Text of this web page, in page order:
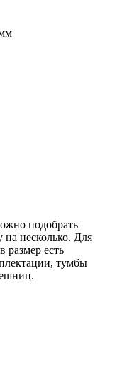
подобрать
на несколько. Для
размер есть
тумбы